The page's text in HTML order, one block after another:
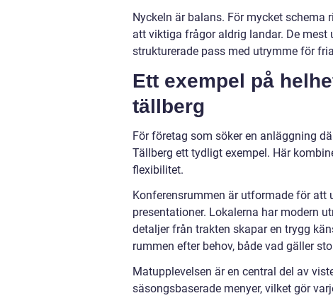
Nyckeln är balans. För mycket
att viktiga frågor aldrig landar. De mest
strukturerade pass med utrymme för
Ett exempel på
tällberg
För företag som söker en anläggning
Tällberg ett tydligt exempel. Här
flexibilitet.
Konferensrummen är utformade för att
presentationer. Lokalerna har modern
detaljer från trakten skapar en trygg
rummen efter behov, både vad gäller
Matupplevelsen är en central del av
säsongsbaserade menyer, vilket gör